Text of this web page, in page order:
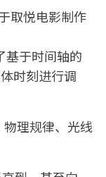
取悦电影制作
基于时间轴的
时刻进行调
理规律、光线